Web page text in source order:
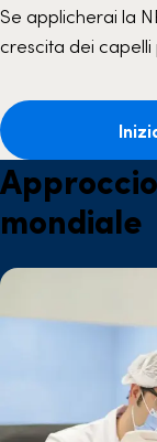
Se applicherai la
crescita dei
mondiale